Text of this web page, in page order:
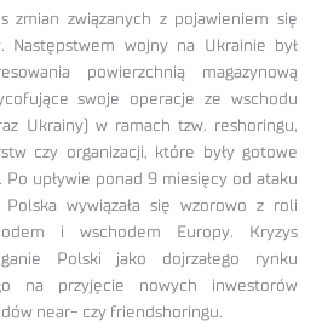
zmian związanych z pojawieniem się
Następstwem wojny na Ukrainie był
powierzchnią magazynową
swoje operacje ze wschodu
Ukrainy) w ramach tzw. reshoringu,
czy organizacji, które były gotowe
upływie ponad 9 miesięcy od ataku
wywiązała się wzorowo z roli
i wschodem Europy. Kryzys
Polski jako dojrzałego rynku
na przyjęcie nowych inwestorów
near- czy friendshoringu.